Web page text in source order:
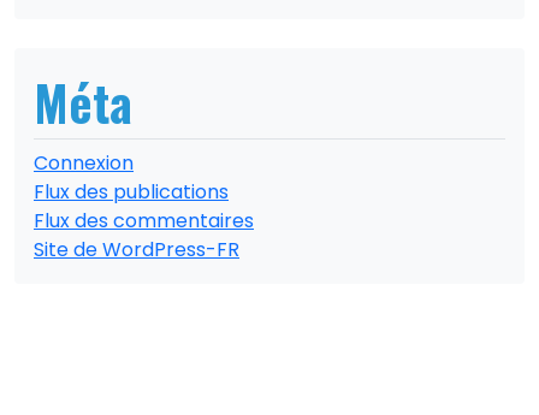
Méta
Connexion
Flux des publications
Flux des commentaires
Site de WordPress-FR